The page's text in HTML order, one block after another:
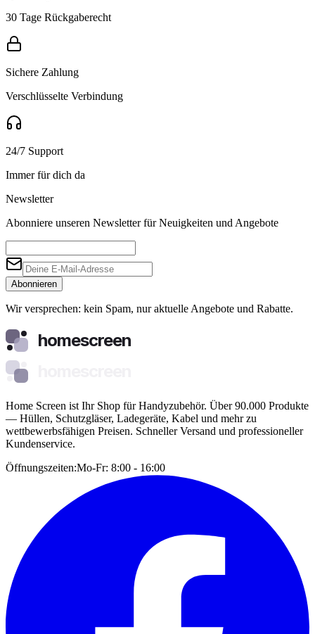
30 Tage Rückgaberecht
Sichere Zahlung
Verschlüsselte Verbindung
24/7 Support
Immer für dich da
Newsletter
Abonniere unseren Newsletter für Neuigkeiten und Angebote
Abonnieren
Wir versprechen: kein Spam, nur aktuelle Angebote und Rabatte.
homescreen
Home Screen ist Ihr Shop für Handyzubehör. Über 90.000 Produkte
— Hüllen, Schutzgläser, Ladegeräte, Kabel und mehr zu
wettbewerbsfähigen Preisen. Schneller Versand und professioneller
Kundenservice.
Öffnungszeiten:Mo-Fr: 8:00 - 16:00